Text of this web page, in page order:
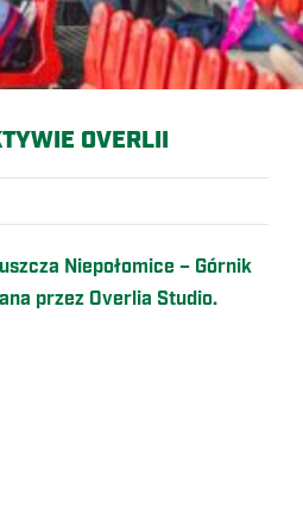
OVERLII
Niepołomice – Górnik
przez Overlia Studio.